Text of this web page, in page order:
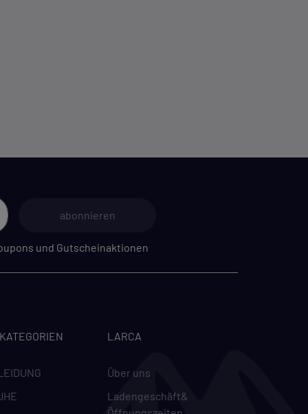
abonnieren
und Gutscheinaktionen
LARCA
Über uns
Ladengeschäft&